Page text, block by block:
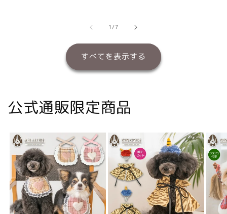
格
1/の
7
すべてを表示する
公式通販限定商品